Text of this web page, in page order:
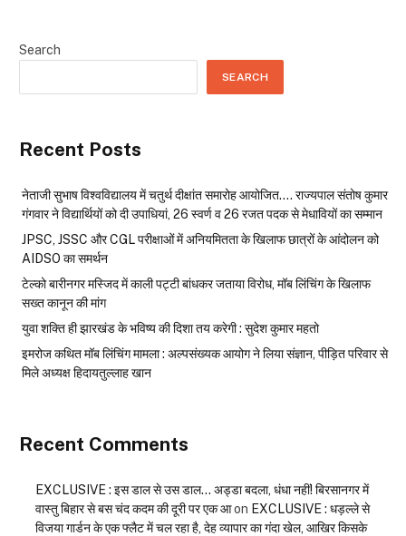
Search
SEARCH
Recent Posts
नेताजी सुभाष विश्वविद्यालय में चतुर्थ दीक्षांत समारोह आयोजित…. राज्यपाल संतोष कुमार
गंगवार ने विद्यार्थियों को दी उपाधियां, 26 स्वर्ण व 26 रजत पदक से मेधावियों का सम्मान
JPSC, JSSC और CGL परीक्षाओं में अनियमितता के खिलाफ छात्रों के आंदोलन को
AIDSO का समर्थन
टेल्को बारीनगर मस्जिद में काली पट्टी बांधकर जताया विरोध, मॉब लिंचिंग के खिलाफ
सख्त कानून की मांग
युवा शक्ति ही झारखंड के भविष्य की दिशा तय करेगी : सुदेश कुमार महतो
इमरोज कथित मॉब लिंचिंग मामला : अल्पसंख्यक आयोग ने लिया संज्ञान, पीड़ित परिवार से
मिले अध्यक्ष हिदायतुल्लाह खान
Recent Comments
EXCLUSIVE : इस डाल से उस डाल… अड्डा बदला, धंधा नहीं! बिरसानगर में
वास्तु बिहार से बस चंद कदम की दूरी पर एक आon EXCLUSIVE : धड़ल्ले से
विजया गार्डन के एक फ्लैट में चल रहा है, देह व्यापार का गंदा खेल, आखिर किसके